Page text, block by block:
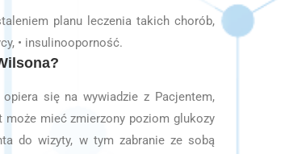
planu leczenia takich chorób,
• insulinooporność.
się na wywiadzie z Pacjentem,
może mieć zmierzony poziom glukozy
do wizyty, w tym zabranie ze sobą